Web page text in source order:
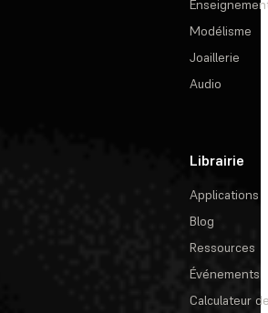
Modélisme
Joaillerie
Audio
Librairie
Applications
Blog
Ressources
Événements
Calculateur